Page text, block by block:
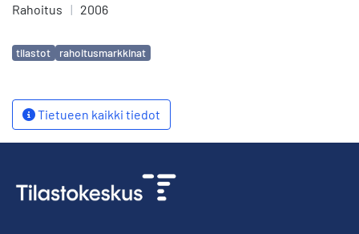
Rahoitus | 2006
Avainsanat
tilastot rahoitusmarkkinat
Tietueen kaikki tiedot